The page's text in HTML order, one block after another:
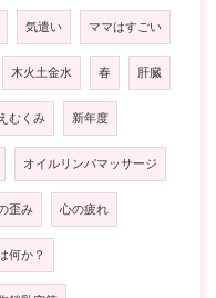
気遣い ママはすごい
木火土金水 春 肝臓
むくみ 新年度
オイルリンパマッサージ
歪み 心の疲れ
何か？